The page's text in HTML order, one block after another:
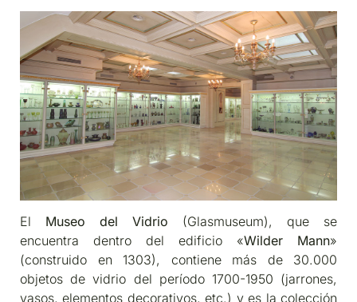
El Museo del Vidrio (Glasmuseum), que se
encuentra dentro del edificio «Wilder Mann»
(construido en 1303), contiene más de 30.000
objetos de vidrio del período 1700-1950 (jarrones,
vasos, elementos decorativos, etc.) y es la colección